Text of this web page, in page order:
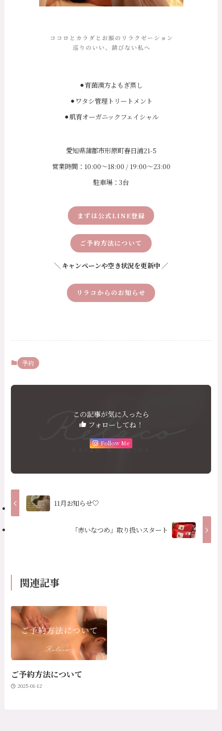
⚫︎育菌漢方よもぎ蒸し
⚫︎ワタシ管理トリートメント
⚫︎肌育オーガニックフェイシャル
愛知県蒲郡市形原町春日浦21-5
営業時間：10:00〜18:00 / 19:00〜23:00
駐車場：3台
まずは公式LINE登録
ご予約方法について
＼ キャンペーンや空き状況を更新中 ／
リラコからのお知らせ
予約
この記事が気に入ったら
フォローしてね！
Follow Me
11月お知らせ♡
「赤いなつめ」取り扱いスタート
関連記事
ご予約方法について
2025-01-12